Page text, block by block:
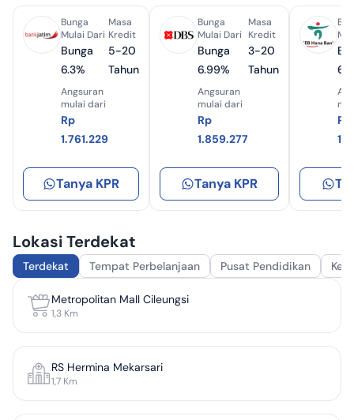
Bunga
Mulai Dari
Bunga
6.3%
Angsuran
mulai dari
Rp
1.761.229
Masa
Kredit
5-20
Tahun
Tanya KPR
Bunga
Mulai Dari
Bunga
6.99%
Angsuran
mulai dari
Rp
1.859.277
Masa
Kredit
3-20
Tahun
Tanya KPR
Rp
Lokasi Terdekat
Terdekat Tempat Perbelanjaan Pusat Pendidikan
Metropolitan Mall Cileungsi
1,3 Km
RS Hermina Mekarsari
1,7 Km